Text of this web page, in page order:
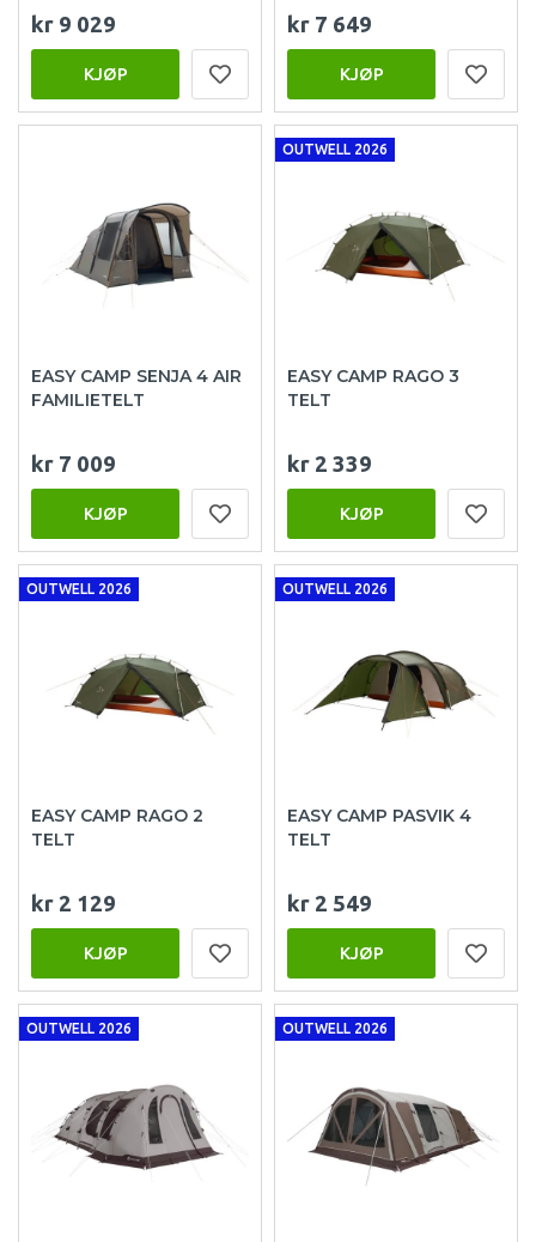
kr 9 029
KJØP
kr 7 649
KJØP
EASY CAMP SENJA 4 AIR
FAMILIETELT
kr 7 009
KJØP
OUTWELL 2026
EASY CAMP RAGO 3
TELT
kr 2 339
KJØP
OUTWELL 2026
EASY CAMP RAGO 2
TELT
kr 2 129
KJØP
OUTWELL 2026
EASY CAMP PASVIK 4
TELT
kr 2 549
KJØP
OUTWELL 2026 OUTWELL 2026